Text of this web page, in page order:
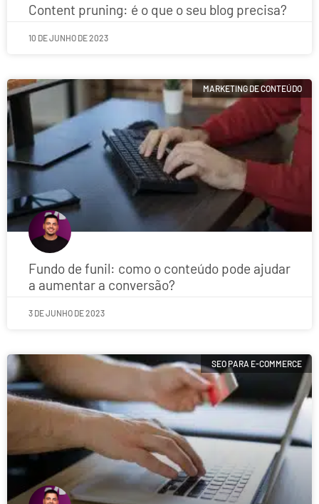
Content pruning: é o que o seu blog precisa?
10 DE JUNHO DE 2023
MARKETING DE CONTEÚDO
Fundo de funil: como o conteúdo pode ajudar
a aumentar a conversão?
3 DE JUNHO DE 2023
SEO PARA E-COMMERCE